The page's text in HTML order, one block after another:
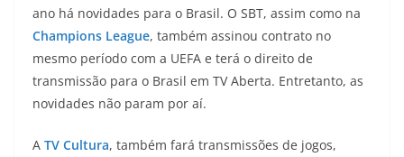
ano há novidades para o Brasil. O SBT, assim como na
Champions League, também assinou contrato no
mesmo período com a UEFA e terá o direito de
transmissão para o Brasil em TV Aberta. Entretanto, as
novidades não param por aí.
A TV Cultura, também fará transmissões de jogos,